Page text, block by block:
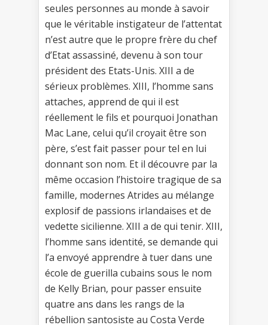
seules personnes au monde à savoir
que le véritable instigateur de l’attentat
n’est autre que le propre frère du chef
d’Etat assassiné, devenu à son tour
président des Etats-Unis. XIII a de
sérieux problèmes. XIII, l’homme sans
attaches, apprend de qui il est
réellement le fils et pourquoi Jonathan
Mac Lane, celui qu’il croyait être son
père, s’est fait passer pour tel en lui
donnant son nom. Et il découvre par la
même occasion l’histoire tragique de sa
famille, modernes Atrides au mélange
explosif de passions irlandaises et de
vedette sicilienne. XIII a de qui tenir. XIII,
l’homme sans identité, se demande qui
l’a envoyé apprendre à tuer dans une
école de guerilla cubains sous le nom
de Kelly Brian, pour passer ensuite
quatre ans dans les rangs de la
rébellion santosiste au Costa Verde